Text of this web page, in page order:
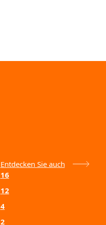
Entdecken Sie auch
16
12
4
2